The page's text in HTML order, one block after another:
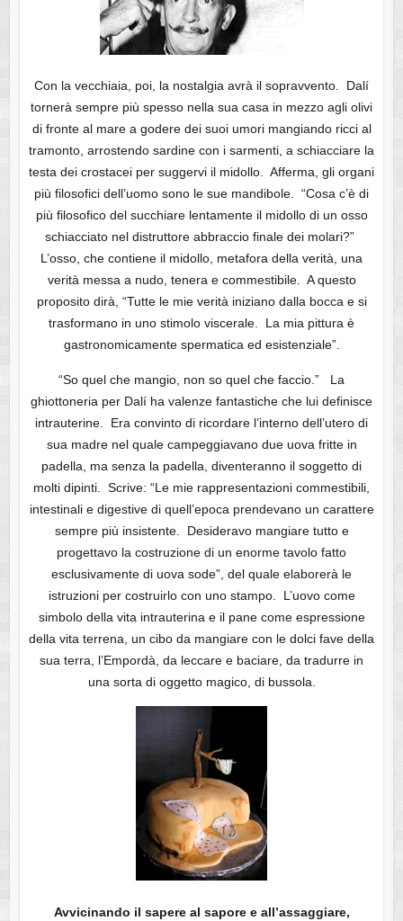
Con la vecchiaia, poi, la nostalgia avrà il sopravvento. Dalí
tornerà sempre più spesso nella sua casa in mezzo agli olivi
di fronte al mare a godere dei suoi umori mangiando ricci al
tramonto, arrostendo sardine con i sarmenti, a schiacciare la
testa dei crostacei per suggervi il midollo. Afferma, gli organi
più filosofici dell’uomo sono le sue mandibole. “Cosa c’è di
più filosofico del succhiare lentamente il midollo di un osso
schiacciato nel distruttore abbraccio finale dei molari?”
L’osso, che contiene il midollo, metafora della verità, una
verità messa a nudo, tenera e commestibile. A questo
proposito dirà, “Tutte le mie verità iniziano dalla bocca e si
trasformano in uno stimolo viscerale. La mia pittura è
gastronomicamente spermatica ed esistenziale”.
“So quel che mangio, non so quel che faccio.” La
ghiottoneria per Dalí ha valenze fantastiche che lui definisce
intrauterine. Era convinto di ricordare l’interno dell’utero di
sua madre nel quale campeggiavano due uova fritte in
padella, ma senza la padella, diventeranno il soggetto di
molti dipinti. Scrive: “Le mie rappresentazioni commestibili,
intestinali e digestive di quell’epoca prendevano un carattere
sempre più insistente. Desideravo mangiare tutto e
progettavo la costruzione di un enorme tavolo fatto
esclusivamente di uova sode”, del quale elaborerà le
istruzioni per costruirlo con uno stampo. L’uovo come
simbolo della vita intrauterina e il pane come espressione
della vita terrena, un cibo da mangiare con le dolci fave della
sua terra, l’Empordà, da leccare e baciare, da tradurre in
una sorta di oggetto magico, di bussola.
Avvicinando il sapere al sapore e all’assaggiare,